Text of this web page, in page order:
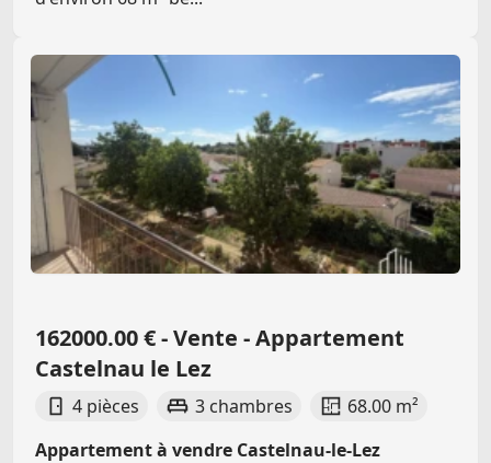
162000.00 € - Vente - Appartement
Castelnau le Lez
4 pièces 3 chambres
68.00 m²
Appartement à vendre Castelnau-le-Lez